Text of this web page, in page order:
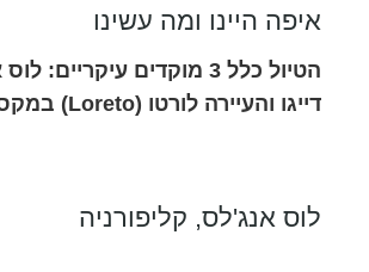
איפה היינו ומה עשינו
הטיול כלל 3 מוקדים
דייגו והעיירה לורטו (Loreto) במקסיקו.
לוס אנג'לס, קליפורניה